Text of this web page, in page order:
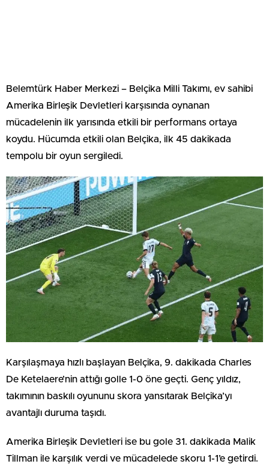
Belemtürk Haber Merkezi – Belçika Milli Takımı, ev sahibi
Amerika Birleşik Devletleri karşısında oynanan
mücadelenin ilk yarısında etkili bir performans ortaya
koydu. Hücumda etkili olan Belçika, ilk 45 dakikada
tempolu bir oyun sergiledi.
Karşılaşmaya hızlı başlayan Belçika, 9. dakikada Charles
De Ketelaere’nin attığı golle 1-0 öne geçti. Genç yıldız,
takımının baskılı oyununu skora yansıtarak Belçika’yı
avantajlı duruma taşıdı.
Amerika Birleşik Devletleri ise bu gole 31. dakikada Malik
Tillman ile karşılık verdi ve mücadelede skoru 1-1’e getirdi.